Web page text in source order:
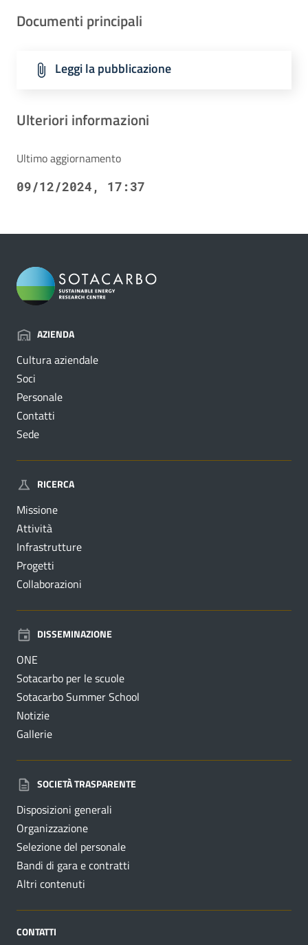
Documenti principali
Leggi la pubblicazione
Ulteriori informazioni
Ultimo aggiornamento
09/12/2024, 17:37
AZIENDA
Cultura aziendale
Soci
Personale
Contatti
Sede
RICERCA
Missione
Attività
Infrastrutture
Progetti
Collaborazioni
DISSEMINAZIONE
ONE
Sotacarbo per le scuole
Sotacarbo Summer School
Notizie
Gallerie
SOCIETÀ TRASPARENTE
Disposizioni generali
Organizzazione
Selezione del personale
Bandi di gara e contratti
Altri contenuti
CONTATTI